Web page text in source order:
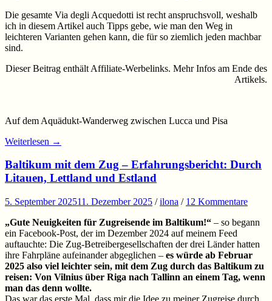
Die gesamte Via degli Acquedotti ist recht anspruchsvoll, weshalb
ich in diesem Artikel auch Tipps gebe, wie man den Weg in
leichteren Varianten gehen kann, die für so ziemlich jeden machbar
sind.
Dieser Beitrag enthält Affiliate-Werbelinks. Mehr Infos am Ende des
Artikels.
Auf dem Aquädukt-Wanderweg zwischen Lucca und Pisa
Weiterlesen →
Baltikum mit dem Zug – Erfahrungsbericht: Durch
Litauen, Lettland und Estland
5. September 202511. Dezember 2025 /ilona / 12 Kommentare
„Gute Neuigkeiten für Zugreisende im Baltikum!“ – so begann
ein Facebook-Post, der im Dezember 2024 auf meinem Feed
auftauchte: Die Zug-Betreibergesellschaften der drei Länder hatten
ihre Fahrpläne aufeinander abgeglichen – es würde ab Februar
2025 also viel leichter sein, mit dem Zug durch das Baltikum zu
reisen: Von Vilnius über Riga nach Tallinn an einem Tag, wenn
man das denn wollte.
Das war das erste Mal, dass mir die Idee zu meiner Zugreise durch